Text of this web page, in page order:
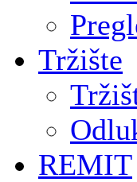
Tržište
REMIT